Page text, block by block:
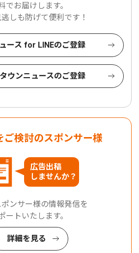
でお届けします。
しも防げて便利です！
ース for LINEのご登録
ウンニュースのご登録
ご検討のスポンサー様
広告出稿
しませんか？
ンサー様の情報発信を
ートいたします。
詳細を見る